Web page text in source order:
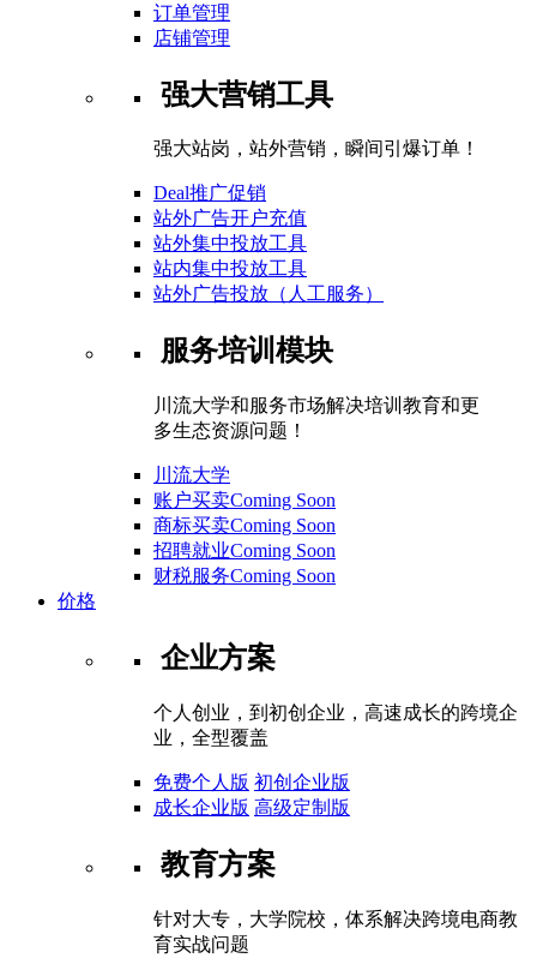
订单管理
店铺管理
强大营销工具
强大站岗，站外营销，瞬间引爆订单！
Deal推广促销
站外广告开户充值
站外集中投放工具
站内集中投放工具
站外广告投放（人工服务）
服务培训模块
川流大学和服务市场解决培训教育和更
多生态资源问题！
川流大学
账户买卖Coming Soon
商标买卖Coming Soon
招聘就业Coming Soon
财税服务Coming Soon
价格
企业方案
个人创业，到初创企业，高速成长的跨境企
业，全型覆盖
免费个人版 初创企业版
成长企业版 高级定制版
教育方案
针对大专，大学院校，体系解决跨境电商教
育实战问题